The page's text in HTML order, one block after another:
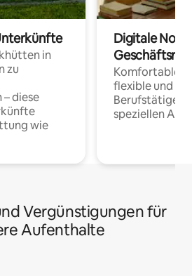
in
zu
diese
wie
Digitale
Komfortable
flexible und
Berufstätige
speziellen
Vergünstigungen für
Aufenthalte